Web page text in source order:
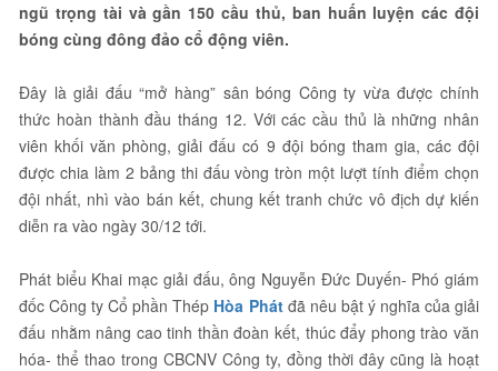
ngũ trọng tài và gần 150 cầu thủ, ban huấn luyện các đội
bóng cùng đông đảo cổ động viên.
Đây là giải đấu “mở hàng” sân bóng Công ty vừa được chính
thức hoàn thành đầu tháng 12. Với các cầu thủ là những nhân
viên khối văn phòng, giải đấu có 9 đội bóng tham gia, các đội
được chia làm 2 bảng thi đấu vòng tròn một lượt tính điểm chọn
đội nhất, nhì vào bán kết, chung kết tranh chức vô địch dự kiến
diễn ra vào ngày 30/12 tới.
Phát biểu Khai mạc giải đấu, ông Nguyễn Đức Duyến- Phó giám
đốc Công ty Cổ phần Thép Hòa Phátđã nêu bật ý nghĩa của giải
đấu nhằm nâng cao tinh thần đoàn kết, thúc đẩy phong trào văn
hóa- thể thao trong CBCNV Công ty, đồng thời đây cũng là hoạt